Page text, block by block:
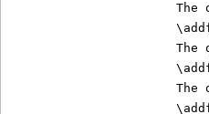
The
The
The